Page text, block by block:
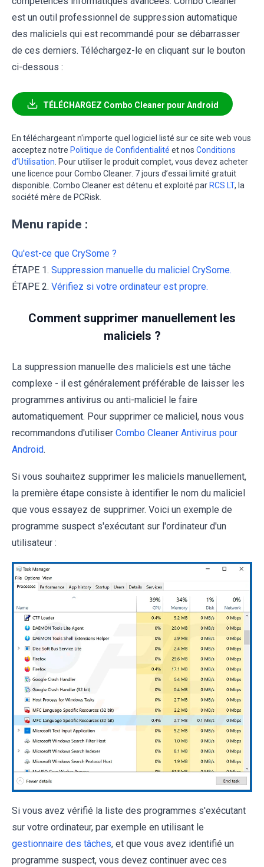
est un outil professionnel de suppression automatique
des maliciels qui est recommandé pour se débarrasser
de ces derniers. Téléchargez-le en cliquant sur le bouton
ci-dessous :
TÉLÉCHARGEZ Combo Cleaner pour Android
En téléchargeant n'importe quel logiciel listé sur ce site web vous
acceptez notre Politique de Confidentialité et nos Conditions
d’Utilisation . Pour utiliser le produit complet, vous devez acheter
une licence pour Combo Cleaner. 7 jours d’essai limité gratuit
disponible. Combo Cleaner est détenu et exploité par RCS LT, la
société mère de PCRisk.
Menu rapide :
Qu'est-ce que CrySome ?
ÉTAPE 1. Suppression manuelle du maliciel CrySome.
ÉTAPE 2. Vérifiez si votre ordinateur est propre.
Comment supprimer manuellement les
maliciels ?
La suppression manuelle des maliciels est une tâche
complexe - il est généralement préférable de laisser les
programmes antivirus ou anti-maliciel le faire
automatiquement. Pour supprimer ce maliciel, nous vous
recommandons d'utiliser Combo Cleaner Antivirus pour
Android.
Si vous souhaitez supprimer les maliciels manuellement,
la première étape consiste à identifier le nom du maliciel
que vous essayez de supprimer. Voici un exemple de
programme suspect s'exécutant sur l'ordinateur d'un
utilisateur :
Si vous avez vérifié la liste des programmes s'exécutant
sur votre ordinateur, par exemple en utilisant le
gestionnaire des tâches, et que vous avez identifié un
programme suspect, vous devez continuer avec ces